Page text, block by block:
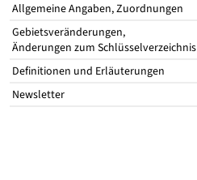
Allgemeine Angaben, Zuordnungen
Gebietsveränderungen,
Änderungen zum Schlüsselverzeichnis
Definitionen und Erläuterungen
Newsletter